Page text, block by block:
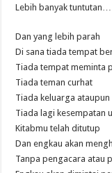
Lebih banyak tuntutan…
Dan yang lebih parah
Di sana tiada tempat
Tiada tempat meminta
Tiada teman curhat
Tiada keluarga ataupun
Tiada lagi kesempatan
Kitabmu telah ditutup
Dan engkau akan
Tanpa pengacara atau